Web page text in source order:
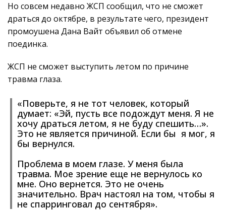
Но совсем недавно ЖСП сообщил, что не сможет
драться до октябре, в результате чего, президент
промоушена Дана Вайт объявил об отмене
поединка.
ЖСП не сможет выступить летом по причине
травма глаза.
«Поверьте, я не тот человек, который
думает: «Эй, пусть все подождут меня. Я не
хочу драться летом, я не буду спешить…».
Это не является причиной. Если бы я мог, я
бы вернулся.
Проблема в моем глазе. У меня была
травма. Мое зрение еще не вернулось ко
мне. Оно вернется. Это не очень
значительно. Врач настоял на том, чтобы я
не спарринговал до сентября».